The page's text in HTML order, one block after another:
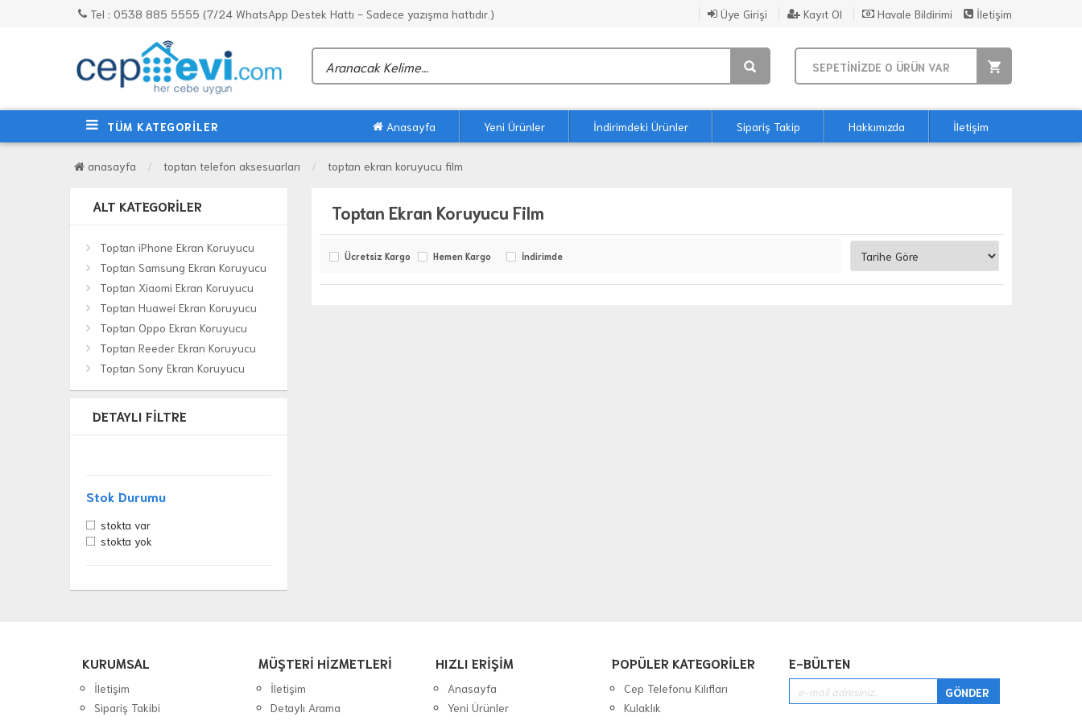
Tel : 0538 885 5555 (7/24 WhatsApp Destek Hattı - Sadece yazışma hattıdır.) Üye Girişi Kayıt Ol Havale Bildirimi İletişim
SEPETİNİZDE 0 ÜRÜN VAR
TÜM KATEGORİLER Anasayfa Yeni Ürünler İndirimdeki Ürünler Sipariş Takip Hakkımızda İletişim
anasayfa toptan telefon aksesuarları toptan ekran koruyucu film
ALT KATEGORILER
Toptan iPhone Ekran Koruyucu
Toptan Samsung Ekran Koruyucu
Toptan Xiaomi Ekran Koruyucu
Toptan Huawei Ekran Koruyucu
Toptan Oppo Ekran Koruyucu
Toptan Reeder Ekran Koruyucu
Toptan Sony Ekran Koruyucu
DETAYLI FILTRE
Stok Durumu
stokta var
stokta yok
Toptan Ekran Koruyucu Film
Ücretsiz Kargo Hemen Kargo İndirimde
KURUMSAL
İletişim
Sipariş Takibi
MÜŞTERİ HİZMETLERİ
İletişim
Detaylı Arama
HIZLI ERİŞİM
Anasayfa
Yeni Ürünler
POPÜLER KATEGORİLER
Cep Telefonu Kılıfları
Kulaklık
E-BÜLTEN